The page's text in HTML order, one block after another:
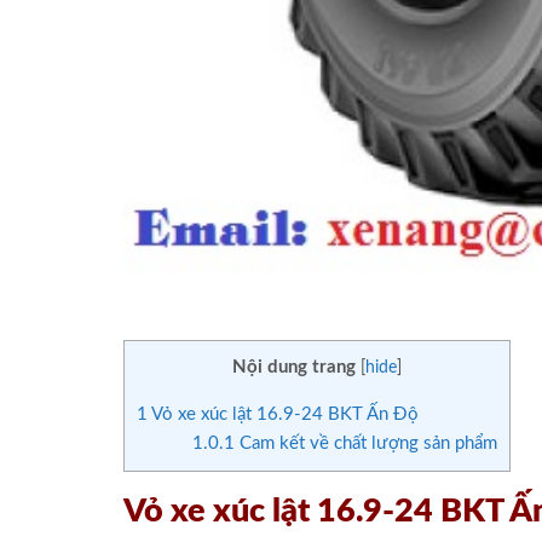
Nội dung trang hide
1 Vỏ xe xúc lật 16.9-24 BKT Ấn Độ
1.0.1 Cam kết về chất lượng sản phẩm
Vỏ xe xúc lật 16.9-24 BKT